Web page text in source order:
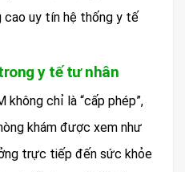
cao uy tín hệ thống y tế
y tế tư nhân
không chỉ là “cấp phép”,
khám được xem như
trực tiếp đến sức khỏe